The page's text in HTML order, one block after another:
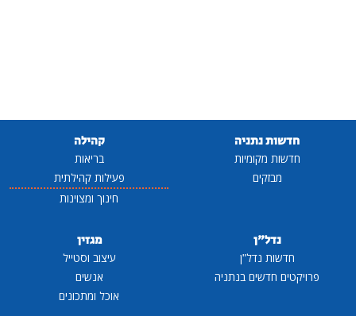
חדשות נתניה
חדשות מקומיות
מבזקים
קהילה
בריאות
פעילות קהילתית
חינוך ומצוינות
נדל"ן
חדשות נדל"ן
פרויקטים חדשים בנתניה
מגזין
עיצוב וסטייל
אנשים
אוכל ומתכונים